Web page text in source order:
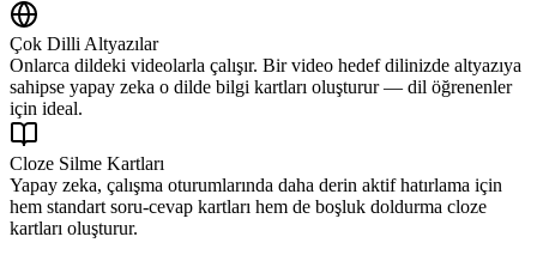
Çok Dilli Altyazılar
Onlarca dildeki videolarla çalışır. Bir video hedef dilinizde altyazıya
sahipse yapay zeka o dilde bilgi kartları oluşturur — dil öğrenenler
için ideal.
Cloze Silme Kartları
Yapay zeka, çalışma oturumlarında daha derin aktif hatırlama için
hem standart soru-cevap kartları hem de boşluk doldurma cloze
kartları oluşturur.